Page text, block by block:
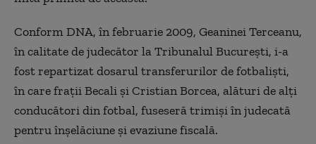
Conform DNA, în februarie 2009, Geaninei Terceanu,
în calitate de judecător la Tribunalul București, i-a
fost repartizat dosarul transferurilor de fotbaliști,
în care frații Becali și Cristian Borcea, alături de alți
conducători din fotbal, fuseseră trimiși în judecată
pentru înșelăciune și evaziune fiscală.